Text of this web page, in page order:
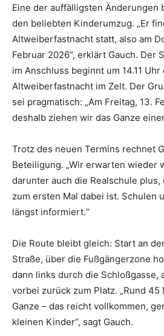
Eine der auffälligsten Änderungen
den beliebten Kinderumzug. „Er
Altweiberfastnacht statt, also am
Februar 2026“, erklärt Gauch. Der
im Anschluss beginnt um 14.11 Uhr
Altweiberfastnacht im Zelt. Der
sei pragmatisch: „Am Freitag, 13.
deshalb ziehen wir das Ganze
Trotz des neuen Termins rechnet
Beteiligung. „Wir erwarten wieder
darunter auch die Realschule
zum ersten Mal dabei ist. Schulen
längst informiert.“
Die Route bleibt gleich: Start an
Straße, über die Fußgängerzone
dann links durch die Schloßgasse,
vorbei zurück zum Platz. „Rund
Ganze – das reicht vollkommen,
kleinen Kinder“, sagt Gauch.